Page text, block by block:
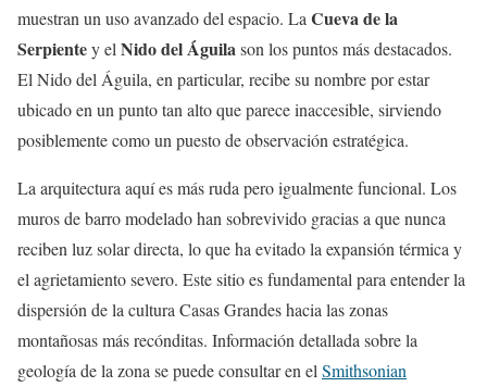
muestran un uso avanzado del espacio. La Cueva de la
Serpientey el Nido del Águila son los puntos más destacados.
El Nido del Águila, en particular, recibe su nombre por estar
ubicado en un punto tan alto que parece inaccesible, sirviendo
posiblemente como un puesto de observación estratégica.
La arquitectura aquí es más ruda pero igualmente funcional. Los
muros de barro modelado han sobrevivido gracias a que nunca
reciben luz solar directa, lo que ha evitado la expansión térmica y
el agrietamiento severo. Este sitio es fundamental para entender la
dispersión de la cultura Casas Grandes hacia las zonas
montañosas más recónditas. Información detallada sobre la
geología de la zona se puede consultar en el Smithsonian